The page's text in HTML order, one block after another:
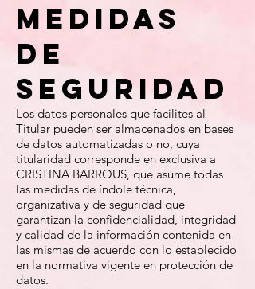
Medidas
de
seguridad
Los datos personales que facilites al
Titular pueden ser almacenados en bases
de datos automatizadas o no, cuya
titularidad corresponde en exclusiva a
CRISTINA BARROUS, que asume todas
las medidas de índole técnica,
organizativa y de seguridad que
garantizan la confidencialidad, integridad
y calidad de la información contenida en
las mismas de acuerdo con lo establecido
en la normativa vigente en protección de
datos.